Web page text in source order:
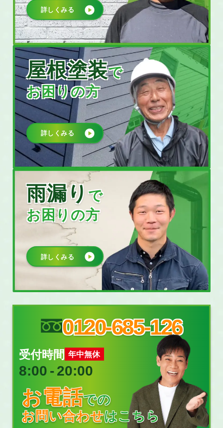
詳しくみる
屋根塗装で
お困りの方
詳しくみる
雨漏りで
お困りの方
詳しくみる
0120-685-126
受付時間 年中無休
8:00 ‐20:00
お電話での
お問い合わせはこちら